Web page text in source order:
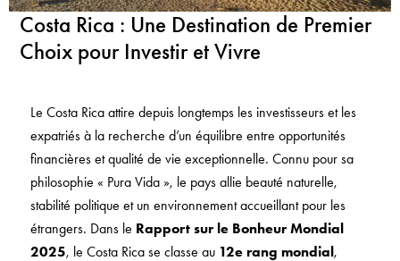
Costa Rica : Une Destination de Premier
Choix pour Investir et Vivre
Le Costa Rica attire depuis longtemps les investisseurs et les
expatriés à la recherche d’un équilibre entre opportunités
financières et qualité de vie exceptionnelle. Connu pour sa
philosophie « Pura Vida », le pays allie beauté naturelle,
stabilité politique et un environnement accueillant pour les
étrangers. Dans le Rapport sur le Bonheur Mondial
2025, le Costa Rica se classe au 12e rang mondial,